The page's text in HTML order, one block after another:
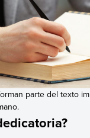
parte del texto